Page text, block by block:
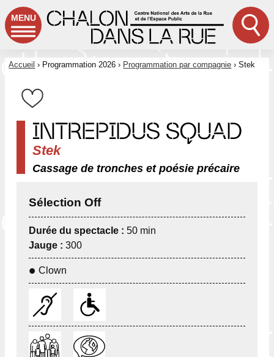
MENU
Accueil › Programmation 2026 › Programmation par compagnie › Stek
INTREPIDUS SQUAD
Stek
Cassage de tronches et poésie précaire
Sélection Off
Durée du spectacle : 50 min
Jauge : 300
Clown